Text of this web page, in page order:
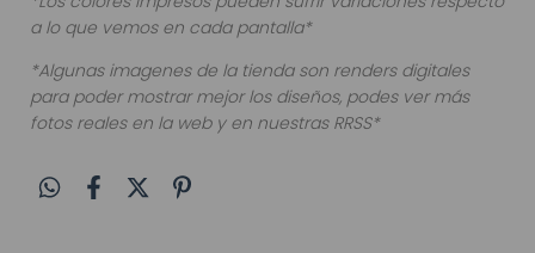
a lo que vemos en cada pantalla*
*Algunas imagenes de la tienda son renders digitales
para poder mostrar mejor los diseños, podes ver más
fotos reales en la web y en nuestras RRSS*